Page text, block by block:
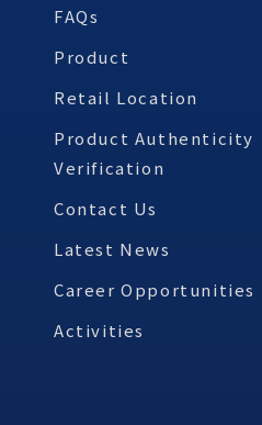
FAQs
Product
Retail Location
Product Authenticity
Verification
Contact Us
Latest News
Career Opportunities
Activities